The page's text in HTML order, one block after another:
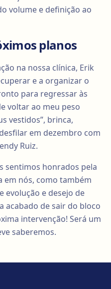
volume e definição ao
planos
na nossa clínica, Erik
e a organizar o
para regressar às
voltar ao meu peso
vestidos”, brinca,
em dezembro com
Ruiz.
sentimos honrados pela
em nós, como também
evolução e desejo de
acabado de sair do bloco
intervenção! Será um
saberemos.